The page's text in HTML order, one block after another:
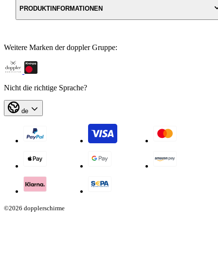
PRODUKTINFORMATIONEN
Weitere Marken der doppler Gruppe:
Nicht die richtige Sprache?
de
©2026 dopplerschirme